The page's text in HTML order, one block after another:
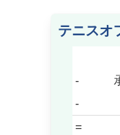
テニスオ
-
-
=